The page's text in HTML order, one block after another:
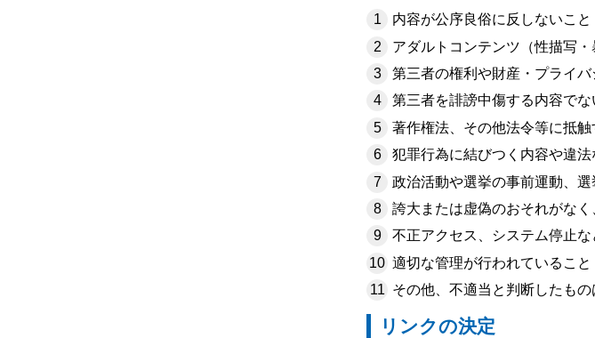
内容が公序良俗に反しないこと
アダルトコンテンツ（性描写
第三者の権利や財産・プライ
第三者を誹謗中傷する内容でな
著作権法、その他法令等に抵
犯罪行為に結びつく内容や違
政治活動や選挙の事前運動、
誇大または虚偽のおそれがな
不正アクセス、システム停止
適切な管理が行われていること
その他、不適当と判断したも
リンクの決定